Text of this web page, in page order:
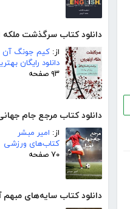
دانلود کتاب سرگذشت ملکه
از: کیم جونگ آن
دانلود رایگان
۹۳ صفحه
دانلود کتاب مرجع جام
از: امیر مبشر
کتاب‌های ورزشی
۷۰ صفحه
دانلود کتاب سایه‌های مبهم